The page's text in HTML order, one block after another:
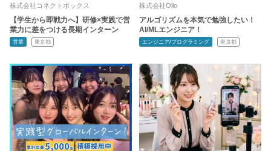
株式会社コネクトボックス
【学生から即戦力へ】研修×実践で営
業力に差をつける長期インターン
営業 東京都
株式会社Ollo
アルゴリズムを本気で勉強したい！
AI/MLエンジニア！
エンジニア/プログラミング 東京都